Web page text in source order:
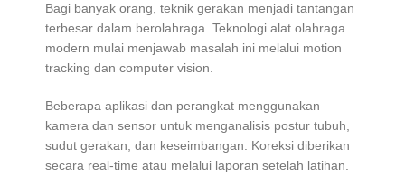
Bagi banyak orang, teknik gerakan menjadi tantangan
terbesar dalam berolahraga. Teknologi alat olahraga
modern mulai menjawab masalah ini melalui motion
tracking dan computer vision.
Beberapa aplikasi dan perangkat menggunakan
kamera dan sensor untuk menganalisis postur tubuh,
sudut gerakan, dan keseimbangan. Koreksi diberikan
secara real-time atau melalui laporan setelah latihan.